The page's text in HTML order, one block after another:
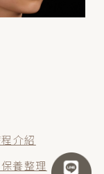
介紹
養整理